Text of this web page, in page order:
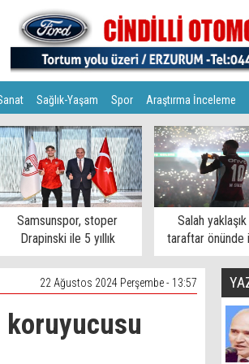
Sağlık-Yaşam Spor Araştırma İnceleme
Samsunspor, stoper
Drapinski ile 5 yıllık
sözleşme imzaladı
Salah
taraftar önünde
22 Ağustos 2024 Perşembe - 13:57
koruyucusu